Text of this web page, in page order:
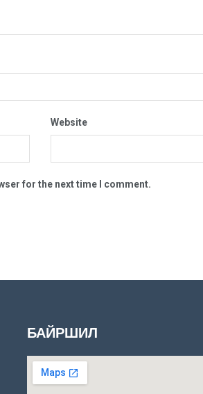
Website
for the next time I comment.
БАЙРШИЛ